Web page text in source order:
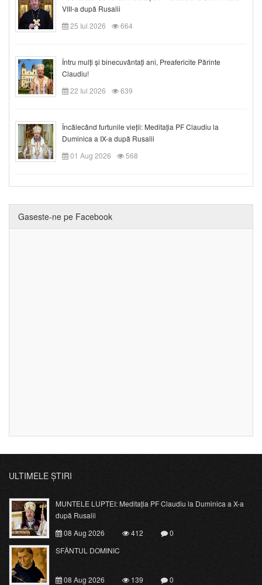
VIII-a după Rusalii
25 Iul 2026
664
Întru mulți și binecuvântați ani, Preafericite Părinte
Claudiu!
22 Iul 2026
639
Încălecând furtunile vieții: Meditația PF Claudiu la
Duminica a IX-a după Rusalii
01 Aug 2026
568
Gaseste-ne pe Facebook
ULTIMELE ȘTIRI
MUNTELE LUPTEI: Meditația PF Claudiu la Duminica a X-a
după Rusalii
08 Aug 2026
412
0
SFÂNTUL DOMINIC
08 Aug 2026 139
0